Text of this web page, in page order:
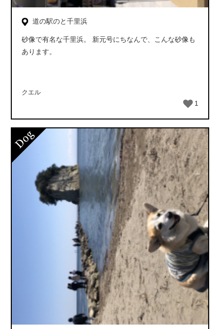
道の駅のと千里浜
砂像で有名な千里浜。 新元号にちなんで、こんな砂像も
あります。
クエル
1